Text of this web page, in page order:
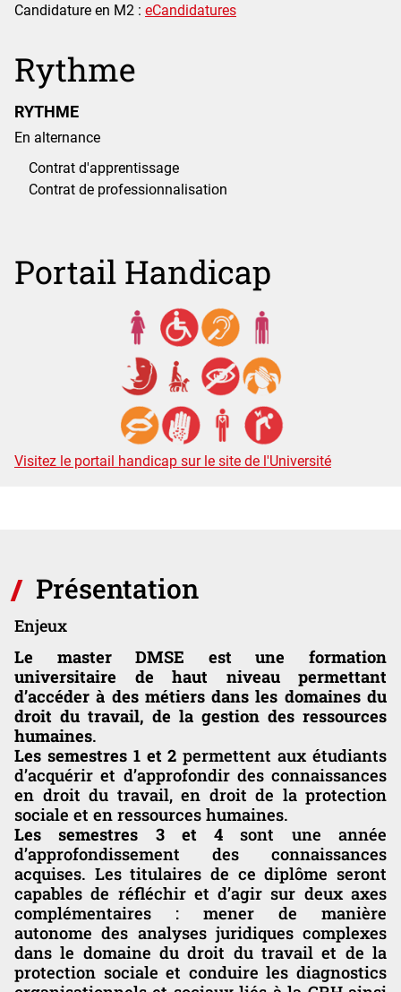
Candidature en M2 : eCandidatures
Rythme
RYTHME
En alternance
Contrat d'apprentissage
Contrat de professionnalisation
Portail Handicap
Visitez le portail handicap sur le site de l'Université
Présentation
Enjeux
Le master DMSE est une formation
universitaire de haut niveau permettant
d’accéder à des métiers dans les domaines du
droit du travail, de la gestion des ressources
humaines.
Les semestres 1 et 2 permettent aux étudiants
d’acquérir et d’approfondir des connaissances
en droit du travail, en droit de la protection
sociale et en ressources humaines.
Les semestres 3 et 4 sont une année
d’approfondissement des connaissances
acquises. Les titulaires de ce diplôme seront
capables de réfléchir et d’agir sur deux axes
complémentaires : mener de manière
autonome des analyses juridiques complexes
dans le domaine du droit du travail et de la
protection sociale et conduire les diagnostics